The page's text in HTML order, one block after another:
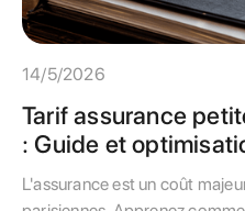
14/5/2026
Tarif assurance
: Guide et
L'assurance est un coût